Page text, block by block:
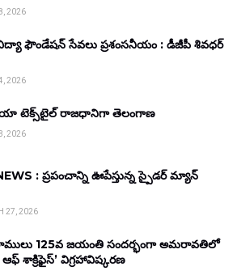
2026
ఫౌండేషన్ సేవలు ప్రశంసనీయం : డీజీపీ శివధర్
2026
టెక్స్‌టైల్ రాజధానిగా తెలంగాణ
2026
: ప్రపంచాన్ని ఊపేస్తున్న స్పైడర్ మ్యాన్
27, 2026
125వ జయంతి సందర్భంగా అమరావతిలో
ఆఫ్ శాక్రిఫైస్’ విగ్రహావిష్కరణ